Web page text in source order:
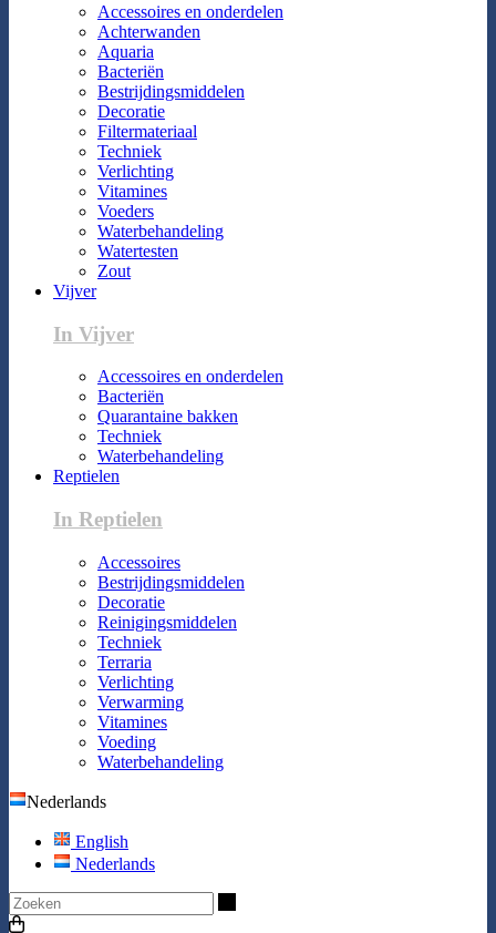
Accessoires en onderdelen
Achterwanden
Aquaria
Bacteriën
Bestrijdingsmiddelen
Decoratie
Filtermateriaal
Techniek
Verlichting
Vitamines
Voeders
Waterbehandeling
Watertesten
Zout
Vijver
In Vijver
Accessoires en onderdelen
Bacteriën
Quarantaine bakken
Techniek
Waterbehandeling
Reptielen
In Reptielen
Accessoires
Bestrijdingsmiddelen
Decoratie
Reinigingsmiddelen
Techniek
Terraria
Verlichting
Verwarming
Vitamines
Voeding
Waterbehandeling
Nederlands
English
Nederlands